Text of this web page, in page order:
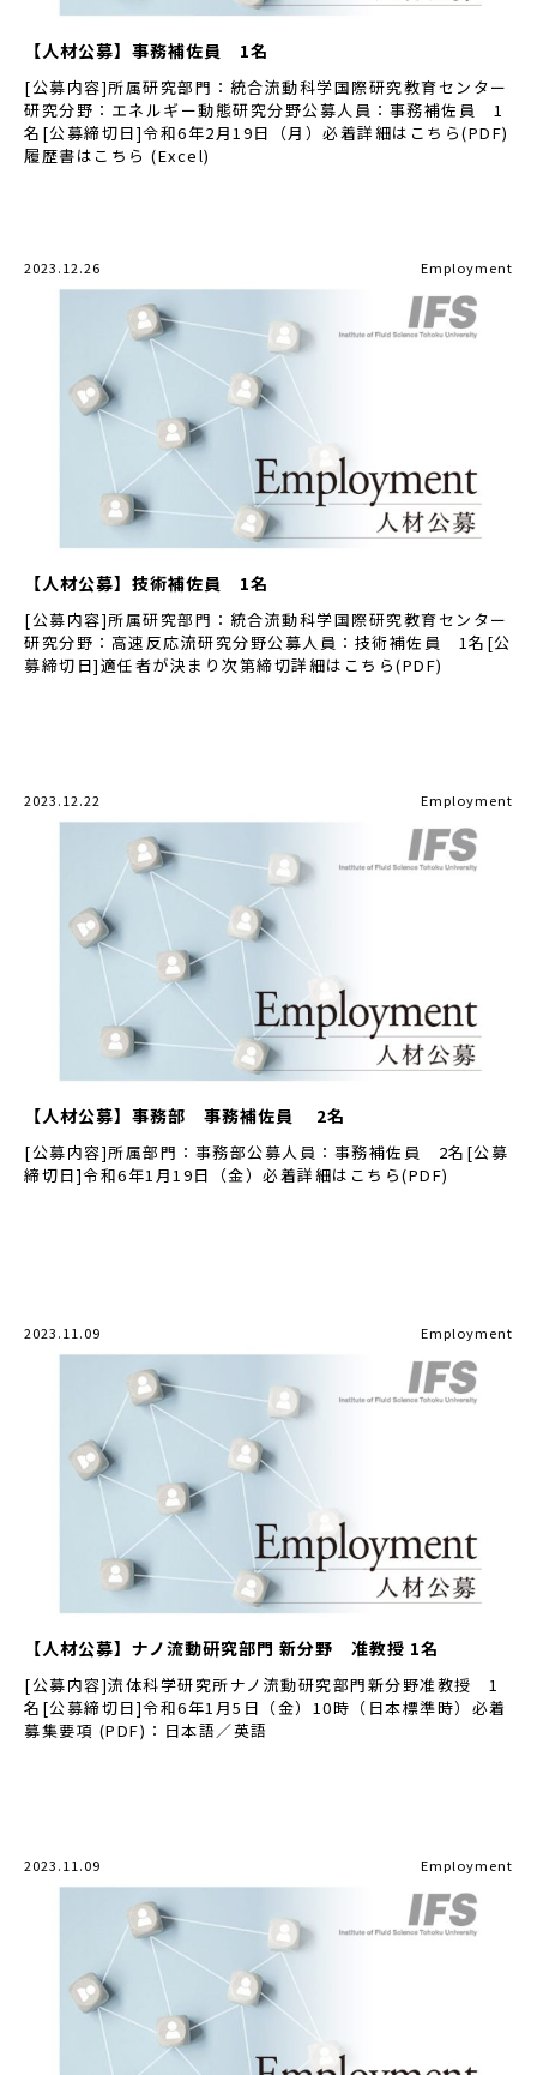
【人材公募】事務補佐員 1名
[公募内容]所属研究部門：統合流動科学国際研究教育センター
研究分野：エネルギー動態研究分野公募人員：事務補佐員 1
名[公募締切日]令和6年2月19日（月）必着詳細はこちら(PDF)
履歴書はこちら (Excel)
2023.12.26 Employment
【人材公募】技術補佐員 1名
[公募内容]所属研究部門：統合流動科学国際研究教育センター
研究分野：高速反応流研究分野公募人員：技術補佐員 1名[公
募締切日]適任者が決まり次第締切詳細はこちら(PDF)
2023.12.22 Employment
【人材公募】事務部 事務補佐員 2名
[公募内容]所属部門：事務部公募人員：事務補佐員 2名[公募
締切日]令和6年1月19日（金）必着詳細はこちら(PDF)
2023.11.09 Employment
【人材公募】ナノ流動研究部門 新分野 准教授 1名
[公募内容]流体科学研究所ナノ流動研究部門新分野准教授 1
名[公募締切日]令和6年1月5日（金）10時（日本標準時）必着
募集要項 (PDF)：日本語／英語
2023.11.09 Employment